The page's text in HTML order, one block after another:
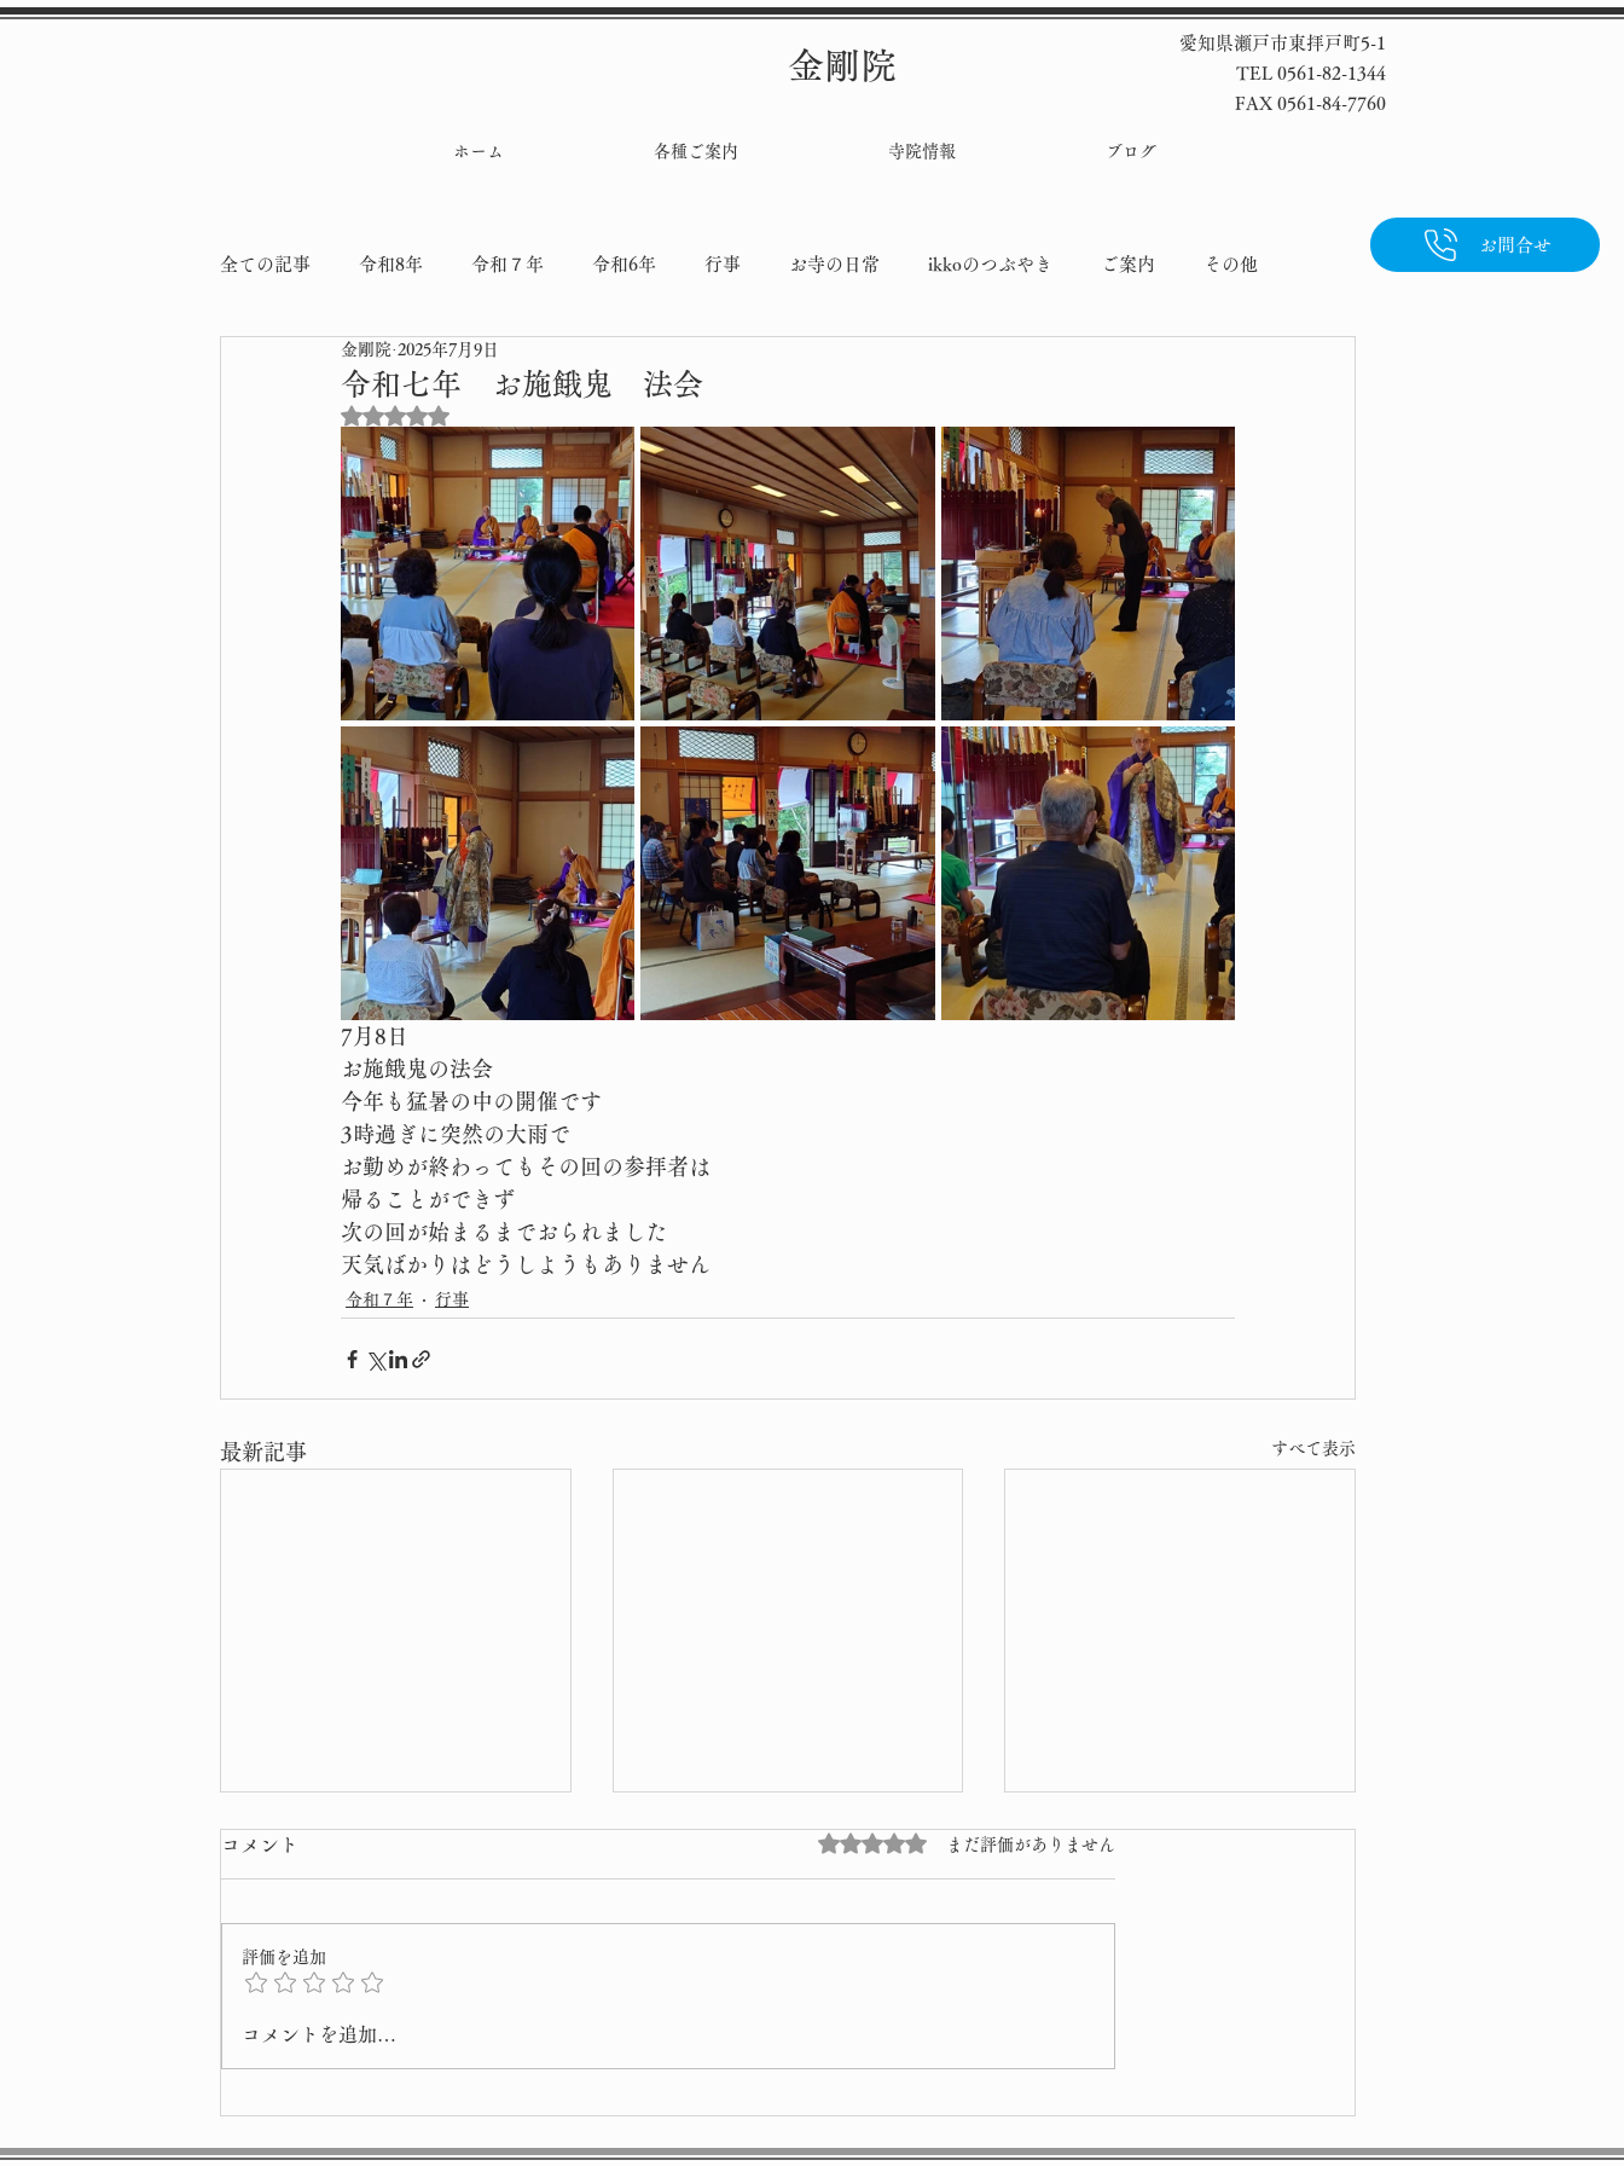
お問合せ
金剛院
愛知県瀬戸市東拝戸町5-1
TEL 0561-82-1344
FAX 0561-84-7760
ホーム 各種ご案内 寺院情報 ブログ
全ての記事 令和8年 令和７年 令和6年 行事 お寺の日常 ikkoのつぶやき ご案内 その他
令和4年 納骨堂工事
令和七年 お施餓鬼 法会
金剛院 2025年7月9日
5つ星のうちNaNと評価されています。
7月8日
お施餓鬼の法会
今年も猛暑の中の開催です
3時過ぎに突然の大雨で
お勤めが終わってもその回の参拝者は
帰ることができず
次の回が始まるまでおられました
天気ばかりはどうしようもありません
令和７年 行事
最新記事 すべて表示
令和8年 弘法大師 ご正当
コメント 5つ星のうち0と評価されています。
まだ評価がありません
評価を追加
コメントを追加…